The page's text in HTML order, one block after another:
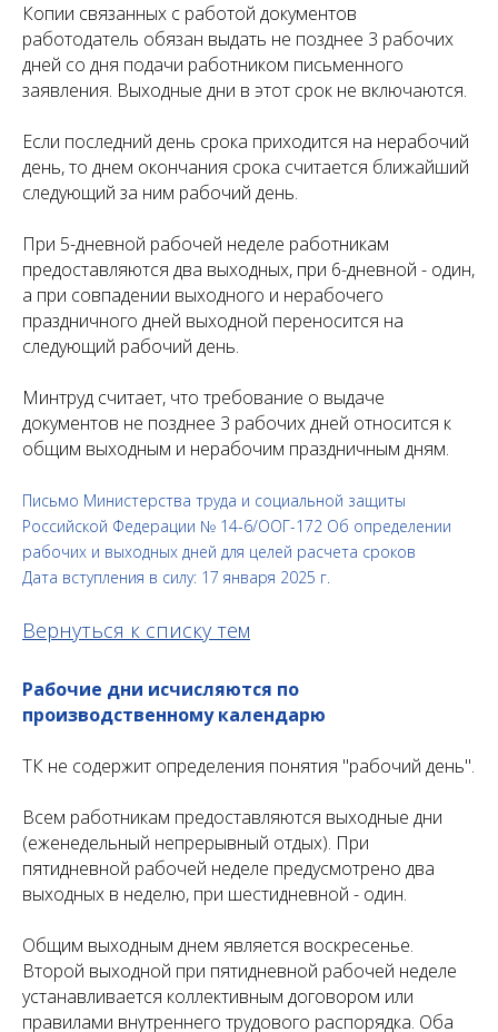
Копии связанных с работой документов
работодатель обязан выдать не позднее 3 рабочих
дней со дня подачи работником письменного
заявления. Выходные дни в этот срок не включаются.
Если последний день срока приходится на нерабочий
день, то днем окончания срока считается ближайший
следующий за ним рабочий день.
При 5-дневной рабочей неделе работникам
предоставляются два выходных, при 6-дневной - один,
а при совпадении выходного и нерабочего
праздничного дней выходной переносится на
следующий рабочий день.
Минтруд считает, что требование о выдаче
документов не позднее 3 рабочих дней относится к
общим выходным и нерабочим праздничным дням.
Письмо Министерства труда и социальной защиты
Российской Федерации № 14-6/ООГ-172 Об определении
рабочих и выходных дней для целей расчета сроков
Дата вступления в силу: 17 января 2025 г.
Вернуться к списку тем
Рабочие дни исчисляются по
производственному календарю
ТК не содержит определения понятия "рабочий день".
Всем работникам предоставляются выходные дни
(еженедельный непрерывный отдых). При
пятидневной рабочей неделе предусмотрено два
выходных в неделю, при шестидневной - один.
Общим выходным днем является воскресенье.
Второй выходной при пятидневной рабочей неделе
устанавливается коллективным договором или
правилами внутреннего трудового распорядка. Оба